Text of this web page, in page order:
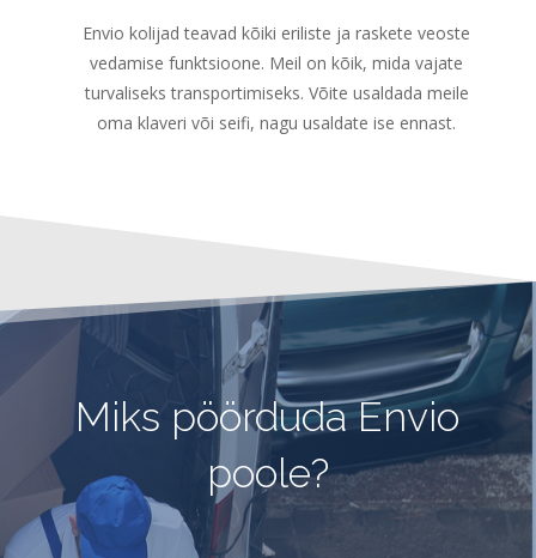
Envio kolijad teavad kõiki eriliste ja raskete veoste
vedamise funktsioone. Meil on kõik, mida vajate
turvaliseks transportimiseks. Võite usaldada meile
oma klaveri või seifi, nagu usaldate ise ennast.
Miks pöörduda Envio
poole?